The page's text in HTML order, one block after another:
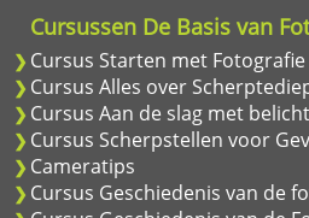
Cursussen De Basis van
Cursus Starten met Fotografie
Cursus Alles over
Cursus Aan de slag met
Cursus Scherpstellen voor
Cameratips
Cursus Geschiedenis van de